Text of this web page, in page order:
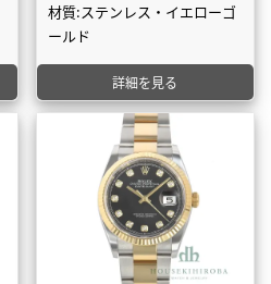
材質:ステンレス・イエローゴ
ールド
詳細を見る